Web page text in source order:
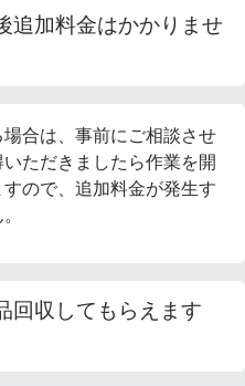
追加料金はかかりませ
合は、事前にご相談させ
ただきましたら作業を開
ので、追加料金が発生す
回収してもらえます